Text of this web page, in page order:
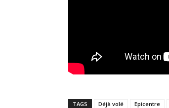
TAGS Déjà volé Epicentre